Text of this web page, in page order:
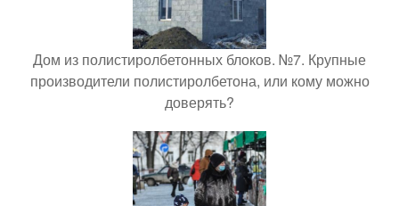
Дом из полистиролбетонных блоков. №7. Крупные
производители полистиролбетона, или кому можно
доверять?